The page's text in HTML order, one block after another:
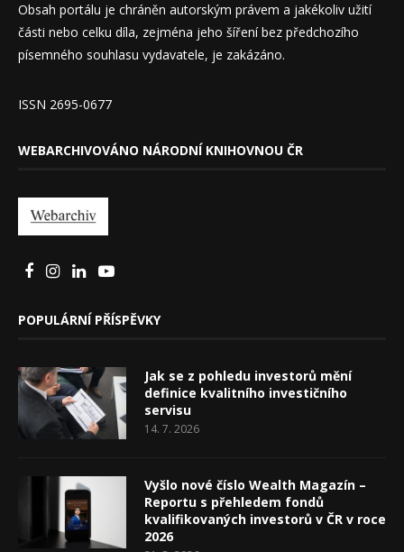
Obsah portálu je chráněn autorským právem a jakékoliv užití
části nebo celku díla, zejména jeho šíření bez předchozího
písemného souhlasu vydavatele, je zakázáno.
ISSN 2695-0677
WEBARCHIVOVÁNO NÁRODNÍ KNIHOVNOU ČR
POPULÁRNÍ PŘÍSPĚVKY
Jak se z pohledu investorů mění
definice kvalitního investičního
servisu
14. 7. 2026
Vyšlo nové číslo Wealth Magazín –
Reportu s přehledem fondů
kvalifikovaných investorů v ČR v roce
2026